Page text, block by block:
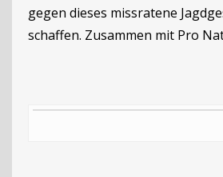
gegen dieses missratene
schaffen. Zusammen mit Pro